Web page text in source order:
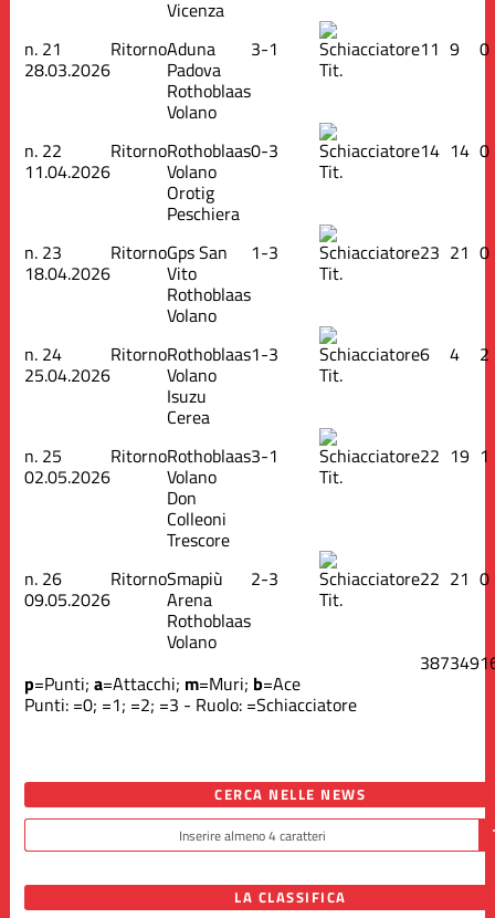
Vicenza
n. 21
28.03.2026
RitornoAduna
Padova
Rothoblaas
Volano
3-1
Tit.
11 9 0
n. 22
11.04.2026
RitornoRothoblaas
Volano
Orotig
Peschiera
0-3
Tit.
14 14 0
n. 23
18.04.2026
RitornoGps San
Vito
Rothoblaas
Volano
1-3
Tit.
23 21 0
n. 24
25.04.2026
RitornoRothoblaas
Volano
Isuzu
Cerea
1-3
Tit.
6 4 2
n. 25
02.05.2026
RitornoRothoblaas
Volano
Don
Colleoni
Trescore
3-1
Tit.
22 19 1
n. 26
09.05.2026
RitornoSmapiù
Arena
Rothoblaas
Volano
2-3
Tit.
22 21 0
387349
p=Punti;a=Attacchi; m=Muri; b=Ace
Punti: =0; =1; =2; =3 - Ruolo: =Schiacciatore
CERCA NELLE NEWS
LA CLASSIFICA